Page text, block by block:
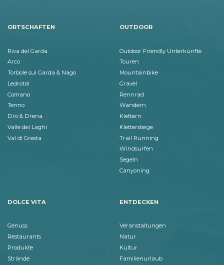
ORTSCHAFTEN
Riva del Garda
Arco
Torbole sul Garda & Nago
Ledrotal
Comano
Tenno
Dro & Drena
Valle dei Laghi
Val di Gresta
OUTDOOR
Outdoor Friendly Unterkünfte
Touren
Mountainbike
Gravel
Rennrad
Wandern
Klettern
Klettersteige
Trail Running
Windsurfen
Segeln
Canyoning
DOLCE VITA
Genuss
Restaurants
Produkte
Strände
ENTDECKEN
Veranstaltungen
Natur
Kultur
Familienurlaub